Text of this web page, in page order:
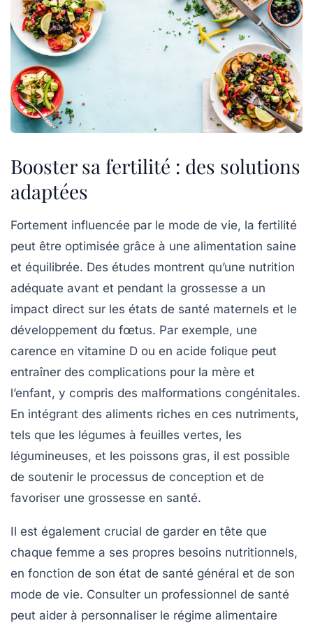
Booster sa fertilité : des solutions
adaptées
Fortement influencée par le mode de vie, la fertilité
peut être optimisée grâce à une alimentation saine
et équilibrée. Des études montrent qu’une nutrition
adéquate avant et pendant la grossesse a un
impact direct sur les états de santé maternels et le
développement du fœtus. Par exemple, une
carence en vitamine D ou en acide folique peut
entraîner des complications pour la mère et
l’enfant, y compris des malformations congénitales.
En intégrant des aliments riches en ces nutriments,
tels que les légumes à feuilles vertes, les
légumineuses, et les poissons gras, il est possible
de soutenir le processus de conception et de
favoriser une grossesse en santé.
Il est également crucial de garder en tête que
chaque femme a ses propres besoins nutritionnels,
en fonction de son état de santé général et de son
mode de vie. Consulter un professionnel de santé
peut aider à personnaliser le régime alimentaire